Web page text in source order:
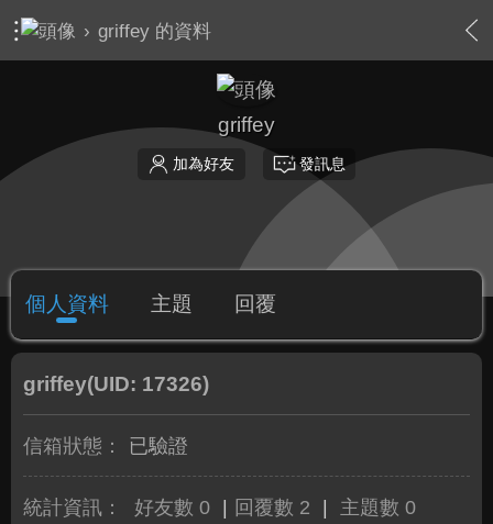
› griffey 的資料
griffey
加為好友 發訊息
個人資料 主題 回覆
griffey(UID: 17326)
信箱狀態： 已驗證
統計資訊： 好友數 0 回覆數 2 主題數 0